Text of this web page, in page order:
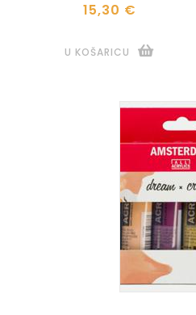
15,30 €
U KOŠARICU